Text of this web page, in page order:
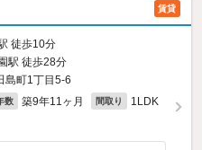
賃貸
徒歩10分
駅 徒歩28分
島町1丁目5-6
数 築9年11ヶ月 間取り 1LDK